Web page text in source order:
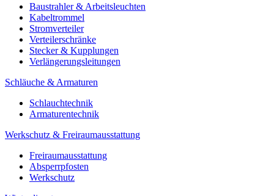
Baustrahler & Arbeitsleuchten
Kabeltrommel
Stromverteiler
Verteilerschränke
Stecker & Kupplungen
Verlängerungs­leitungen
Schläuche & Armaturen
Schlauchtechnik
Armaturentechnik
Werkschutz & Freiraumausstattung
Freiraumausstattung
Absperrpfosten
Werkschutz